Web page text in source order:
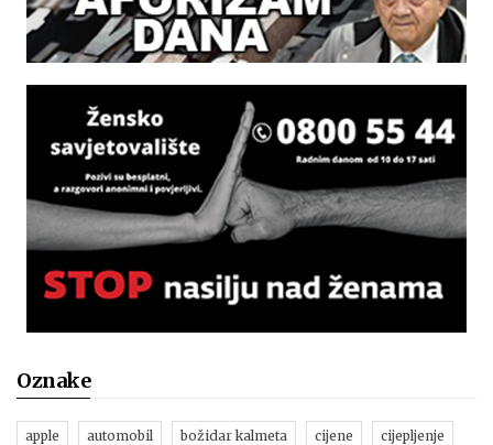
Oznake
apple automobil božidar kalmeta cijene cijepljenje